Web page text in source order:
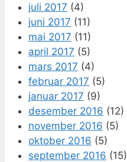
juli 2017 (4)
juni 2017 (11)
mai 2017 (11)
april 2017 (5)
mars 2017 (4)
februar 2017 (5)
januar 2017 (9)
desember 2016 (12)
november 2016 (5)
oktober 2016 (5)
september 2016 (15)